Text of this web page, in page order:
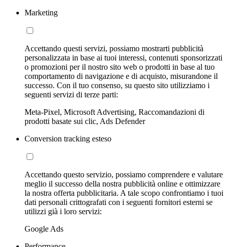
Marketing
Accettando questi servizi, possiamo mostrarti pubblicità
personalizzata in base ai tuoi interessi, contenuti sponsorizzati
o promozioni per il nostro sito web o prodotti in base al tuo
comportamento di navigazione e di acquisto, misurandone il
successo. Con il tuo consenso, su questo sito utilizziamo i
seguenti servizi di terze parti:
Meta-Pixel, Microsoft Advertising, Raccomandazioni di
prodotti basate sui clic, Ads Defender
Conversion tracking esteso
Accettando questo servizio, possiamo comprendere e valutare
meglio il successo della nostra pubblicità online e ottimizzare
la nostra offerta pubblicitaria. A tale scopo confrontiamo i tuoi
dati personali crittografati con i seguenti fornitori esterni se
utilizzi già i loro servizi:
Google Ads